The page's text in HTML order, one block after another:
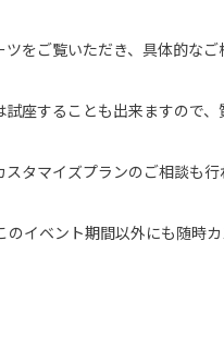
をご覧いただき、具体的なご
座することも出来ますので
タマイズプランのご相談も
イベント期間以外にも随時